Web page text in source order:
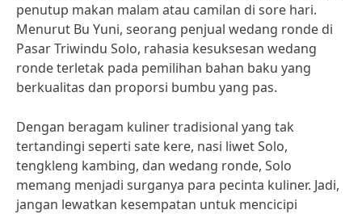
penutup makan malam atau camilan di sore hari.
Menurut Bu Yuni, seorang penjual wedang ronde di
Pasar Triwindu Solo, rahasia kesuksesan wedang
ronde terletak pada pemilihan bahan baku yang
berkualitas dan proporsi bumbu yang pas.
Dengan beragam kuliner tradisional yang tak
tertandingi seperti sate kere, nasi liwet Solo,
tengkleng kambing, dan wedang ronde, Solo
memang menjadi surganya para pecinta kuliner. Jadi,
jangan lewatkan kesempatan untuk mencicipi